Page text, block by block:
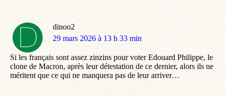
dinoo2
dit
29 mars 2026 à 13 h 33 min
Si les français sont assez zinzins pour voter Edouard Philippe, le
clone de Macron, après leur détestation de ce dernier, alors ils ne
méritent que ce qui ne manquera pas de leur arriver…